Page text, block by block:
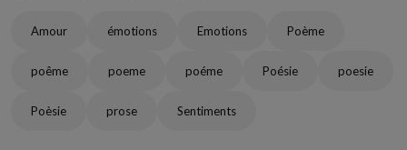
Amour émotions Emotions Poème
poême poeme poéme Poésie poesie
Poèsie prose Sentiments